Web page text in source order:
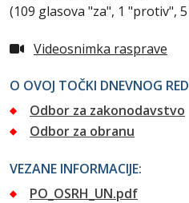
(109 glasova "za", 1 "protiv",
Videosnimka rasprave
O OVOJ TOČKI DNEVNOG
Odbor za zakonodavstvo
Odbor za obranu
VEZANE INFORMACIJE:
PO_OSRH_UN.pdf